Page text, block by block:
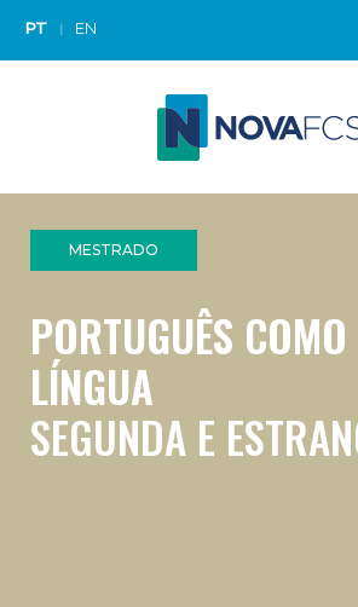
PT EN
MESTRADO
PORTUGUÊS COMO
LÍNGUA
SEGUNDA E